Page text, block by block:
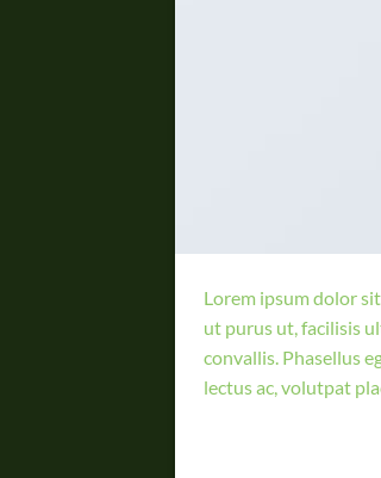
Lorem ipsum dolor
ut purus ut, facilisis
convallis. Phasellus
lectus ac, volutpat